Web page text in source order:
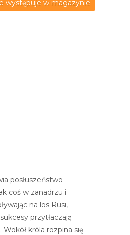
występuje w magazynie
posłuszeństwo
coś w zanadrzu i
na los Rusi,
przytłaczają
króla rozpina się